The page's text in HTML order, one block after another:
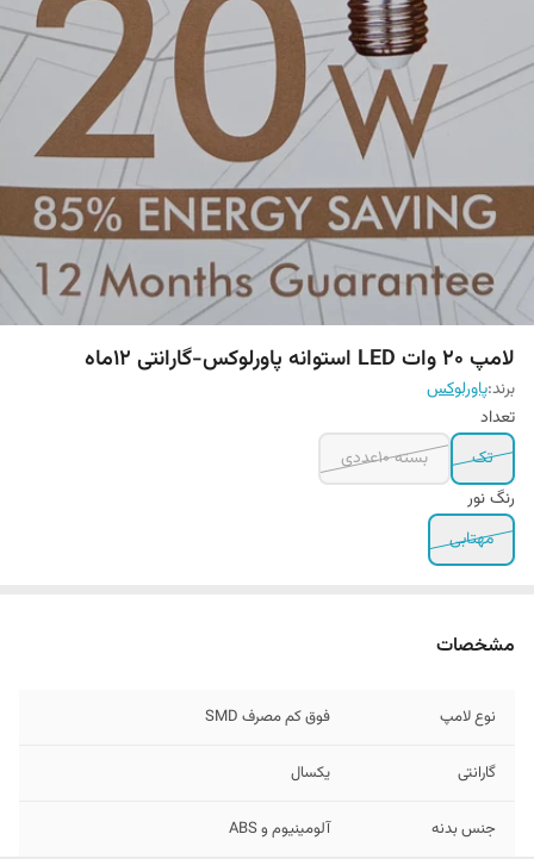
لامپ ۲۰ وات LED استوانه پاورلوکس-گارانتی ۱۲ماه
برند:پاورلوکس
تعداد
تک
بسته ۱۰عددی
رنگ نور
مهتابی
مشخصات
نوع لامپ فوق کم مصرف SMD
گارانتی یکسال
جنس بدنه آلومینیوم و ABS